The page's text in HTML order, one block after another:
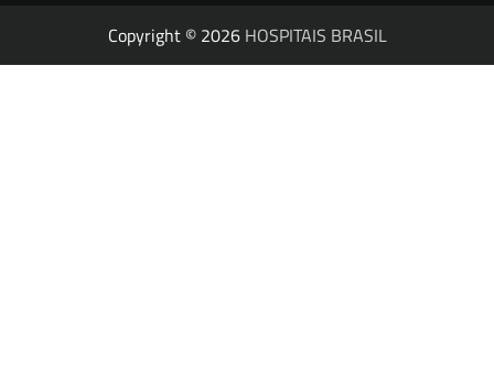
Copyright © 2026 HOSPITAIS BRASIL